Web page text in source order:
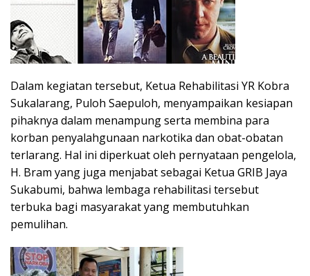
Dalam kegiatan tersebut, Ketua Rehabilitasi YR Kobra
Sukalarang, Puloh Saepuloh, menyampaikan kesiapan
pihaknya dalam menampung serta membina para
korban penyalahgunaan narkotika dan obat-obatan
terlarang. Hal ini diperkuat oleh pernyataan pengelola,
H. Bram yang juga menjabat sebagai Ketua GRIB Jaya
Sukabumi, bahwa lembaga rehabilitasi tersebut
terbuka bagi masyarakat yang membutuhkan
pemulihan.